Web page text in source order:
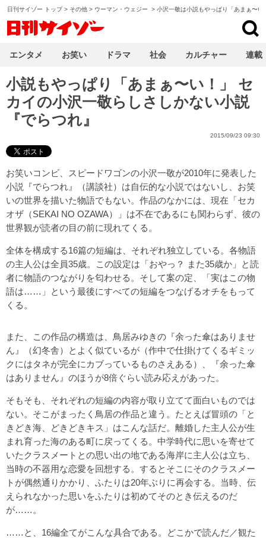
日刊サイゾー トップ> その他 > ウーマン・ウェジー > 小沢一敬は小説もやっぱり「あまぁ〜い
小説もやっぱり「あまぁ〜い！」 セ
カイの小沢一敬らしさしかない小説
『でらつれ』
2015/09/23 09:30
お笑いコンビ、スピードワゴンの小沢一敬が2010年に発表した
小説『でらつれ』（講談社）は自伝的な小説ではないし、お笑
いの世界を描いた物語でもない。作品のなかには、現在「セカ
オザ（SEKAI NO OZAWA）」は不在であるにも関わらず、彼の
世界観が読者の目の前に現れてくる。
全体を構成する16篇の短編は、それぞれ独立している。各物語
の主人公は全員35歳。この設定は「おやっ？ また35歳か」と読
者に物語のつながりを匂わせる。そして案の定、「実はこの物
語は……」という最後にすべての短編をつなげるオチをもって
くる。
また、この作品の構造は、鳥居みゆきの『余った傘はありませ
ん』（幻冬舎）とよく似ているが（作中で仕掛けてくるギミッ
クにはタネが完全にカブっているものさえある）、『余った傘
はありません』のほうが8倍ぐらい読み応えがあった。
そもそも、それぞれの短編の内容が取り立てて面白いものでは
ない。そこがまったく鳥居の作品と違う。たとえば冒頭の「と
きどき海、どきどきキス」はこんな話だ。離婚した主人公が生
まれ育った海のある町に戻ってくる。中学時代に思いを寄せて
いたクラスメートとの思い出の地である海岸に主人公は立ち、
当時の不器用な恋愛を回想する。するとそこにそのクラスメー
トが偶然通りかかり、ふたりは20年ぶりに再会する。当時、伝
えられなかった思いをふたりは初めてそのとき伝えるのだ
が……。
……と、16編全てがこんな具合である。どこかで読んだ／観た
エンタメ お笑い ドラマ 社会 カルチャー 連載